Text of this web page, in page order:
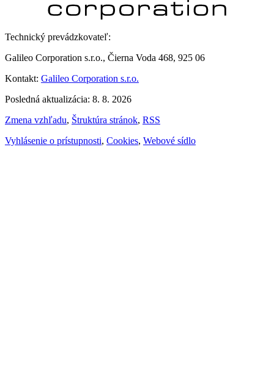
Technický prevádzkovateľ:
Galileo Corporation s.r.o., Čierna Voda 468, 925 06
Kontakt: Galileo Corporation s.r.o.
Posledná aktualizácia: 8. 8. 2026
Zmena vzhľadu, Štruktúra stránok, RSS
Vyhlásenie o prístupnosti, Cookies, Webové sídlo